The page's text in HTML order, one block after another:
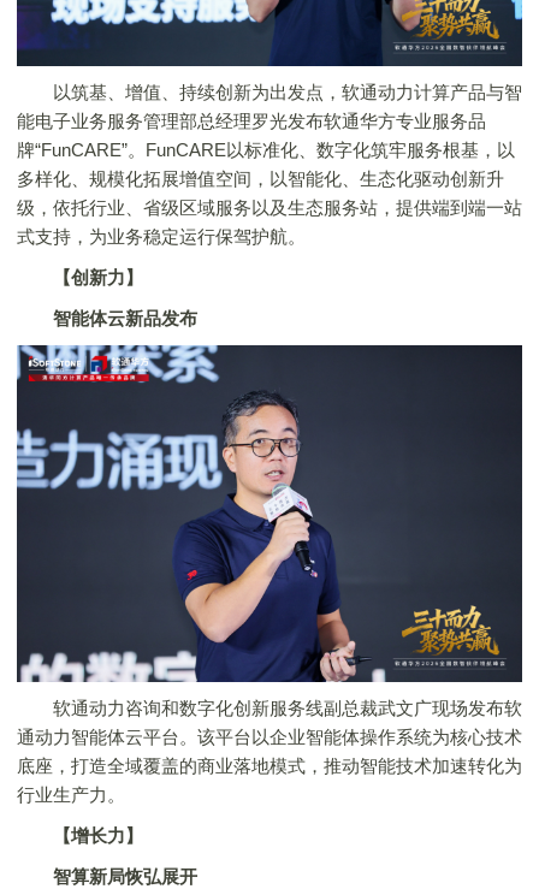
以筑基、增值、持续创新为出发点，软通动力计算产品与智
能电子业务服务管理部总经理罗光发布软通华方专业服务品
牌“FunCARE”。FunCARE以标准化、数字化筑牢服务根基，以
多样化、规模化拓展增值空间，以智能化、生态化驱动创新升
级，依托行业、省级区域服务以及生态服务站，提供端到端一站
式支持，为业务稳定运行保驾护航。
【创新力】
智能体云新品发布
软通动力咨询和数字化创新服务线副总裁武文广现场发布软
通动力智能体云平台。该平台以企业智能体操作系统为核心技术
底座，打造全域覆盖的商业落地模式，推动智能技术加速转化为
行业生产力。
【增长力】
智算新局恢弘展开